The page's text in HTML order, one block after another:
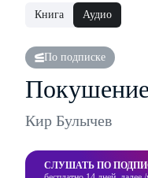
Книга Аудио
По подписке
Кир Булычев
СЛУШАТЬ ПО